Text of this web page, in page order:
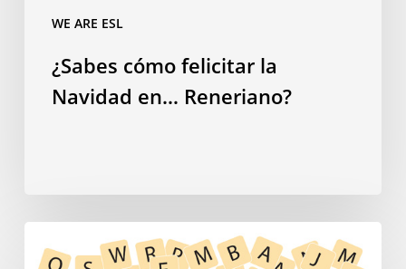
WE ARE ESL
¿Sabes cómo felicitar la
Navidad en… Reneriano?
reservar